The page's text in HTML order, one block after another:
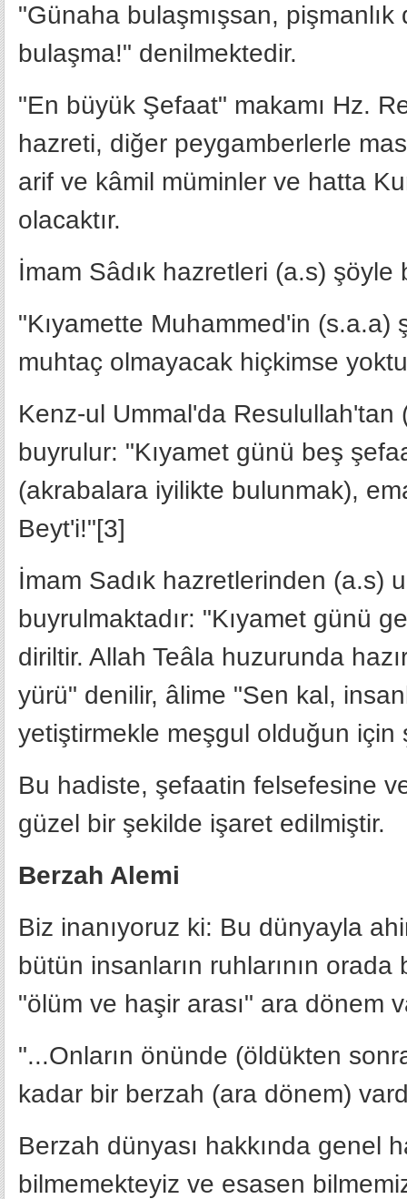
"Günaha bulaşmışsan,
bulaşma!" denilmektedir.
"En büyük Şefaat" makamı Hz.
hazreti, diğer peygamberlerle
arif ve kâmil müminler ve hatta
olacaktır.
İmam Sâdık hazretleri (a.s) şöyle
"Kıyamette Muhammed'in
muhtaç olmayacak hiçkimse
Kenz-ul Ummal'da
buyrulur: "Kıyamet günü beş
(akrabalara iyilikte bulunmak),
Beyt'i!"[3]
İmam Sadık hazretlerinden (a.s)
buyrulmaktadır: "Kıyamet günü
diriltir. Allah Teâla huzurunda
yürü" denilir, âlime "Sen kal,
yetiştirmekle meşgul olduğun
Bu hadiste, şefaatin felsefesine
güzel bir şekilde işaret edilmiştir.
Berzah Alemi
Biz inanıyoruz ki: Bu dünyayla
bütün insanların ruhlarının
"ölüm ve haşir arası" ara dönem
"...Onların önünde (öldükten
kadar bir berzah (ara dönem)
Berzah dünyası hakkında genel
bilmemekteyiz ve esasen